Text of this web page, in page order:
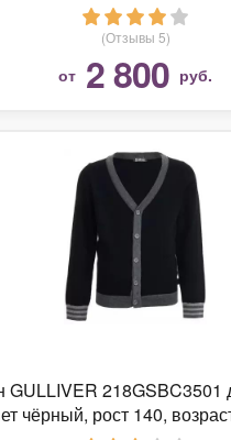
(Отзывы 5)
от 2 800 руб.
GULLIVER 218GSBC3501
чёрный, рост 140,